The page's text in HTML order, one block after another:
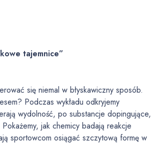
tajemnice”
się niemal w błyskawiczny sposób.
Podczas wykładu odkryjemy
wydolność, po substancje dopingujące,
jak chemicy badają reakcje
sportowcom osiągać szczytową formę w